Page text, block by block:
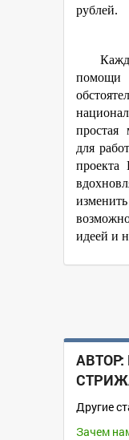
рублей.
простая
для
идеей и
АВТОР:
Другие
Зачем